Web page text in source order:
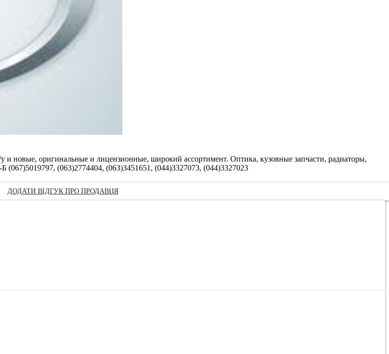
и новые, оригинальные и лицензионные, широкий ассортимент. Оптика, кузовные запчасти, радиаторы,
(063)2774404, (063)3451651, (044)3327073, (044)3327023
ДОДАТИ ВІДГУК ПРО ПРОДАВЦЯ